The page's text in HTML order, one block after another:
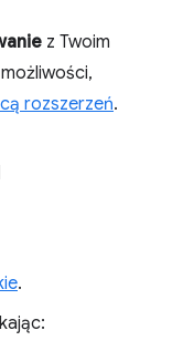
z Twoim
rozszerzeń.
.